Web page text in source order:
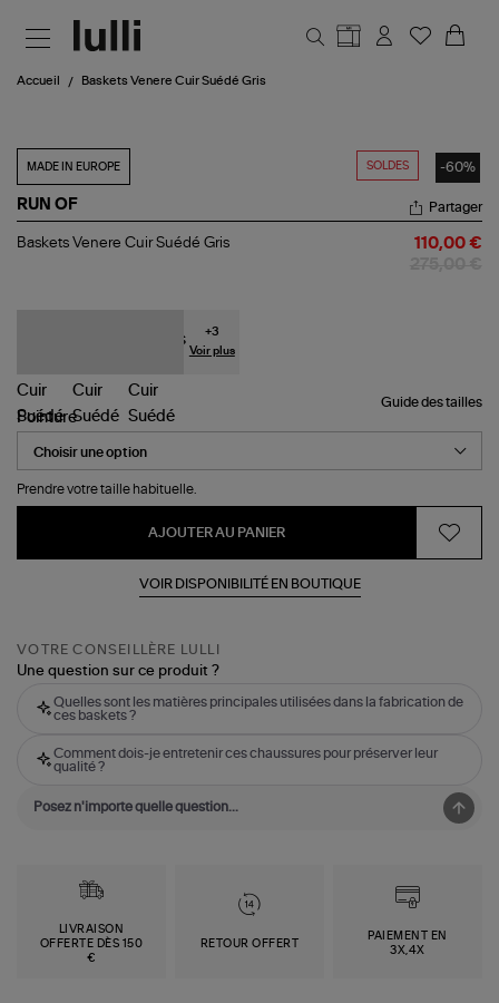
Accueil Baskets Venere Cuir Suédé Gris
SOLDES -60%
MADE IN EUROPE
RUN OF
Baskets
Partager
Baskets Venere Cuir Suédé Gris 110,00 €
+3
Voir plus
Guide des tailles
Pointure
Prendre votre taille habituelle.
AJOUTER AU PANIER
VOIR DISPONIBILITÉ EN BOUTIQUE
VOTRE CONSEILLÈRE LULLI
Une question sur ce produit ?
Quelles sont les matières principales utilisées dans la fabrication de
ces baskets ?
Comment dois-je entretenir ces chaussures pour préserver leur
qualité ?
LIVRAISON
OFFERTE DÈS 150
€
RETOUR OFFERT
PAIEMENT EN
3X,4X